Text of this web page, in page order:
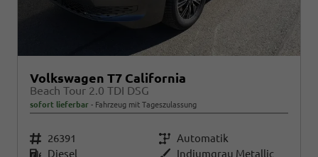
Volkswagen T7 California
Beach Tour 2.0 TDI DSG
sofort lieferbar Fahrzeug mit Tageszulassung
Fahrzeugnr. 26391 Getriebe Automatik
Kraftstoff Diesel Außenfarbe Indiumgrau Metallic